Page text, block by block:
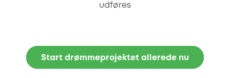
udføres
Start drømmeprojektet allerede nu